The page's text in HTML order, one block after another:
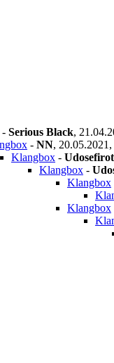
- Serious Black,
- NN,
Klangbox - Udosefirot
Klangbox -
Klangbox
Klangbox